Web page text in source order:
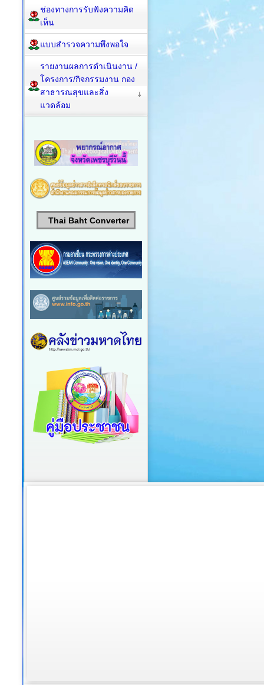
ช่องทางการรับฟังความคิด
เห็น
แบบสำรวจความพึงพอใจ
รายงานผลการดำเนินงาน /
โครงการ/กิจกรรมงาน กอง
สาธารณสุขและสิ่ง
แวดล้อม
Thai Baht Converter